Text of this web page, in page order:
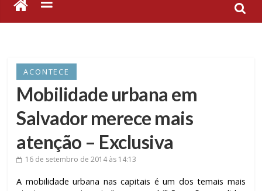
ACONTECE
Mobilidade urbana em
Salvador merece mais
atenção – Exclusiva
16 de setembro de 2014às 14:13
A mobilidade urbana nas capitais é um dos temais mais